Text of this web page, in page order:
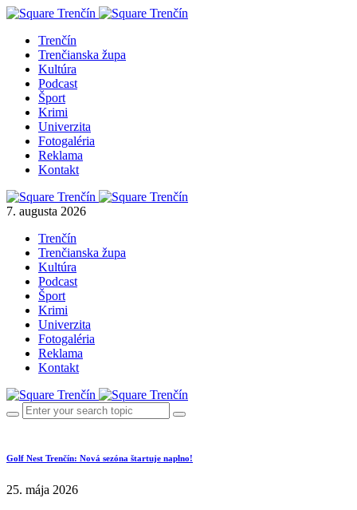
Trenčín
Trenčianska župa
Kultúra
Podcast
Šport
Krimi
Univerzita
Fotogaléria
Reklama
Kontakt
7. augusta 2026
Trenčín
Trenčianska župa
Kultúra
Podcast
Šport
Krimi
Univerzita
Fotogaléria
Reklama
Kontakt
Golf Nest Trenčín: Nová sezóna štartuje naplno!
25. mája 2026